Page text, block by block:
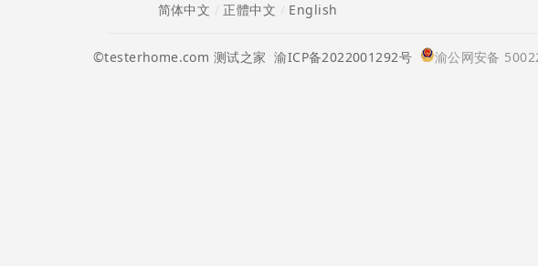
简体中文
正體中文 English
©testerhome.com 测试之家 渝ICP备2022001292号 渝公网安备